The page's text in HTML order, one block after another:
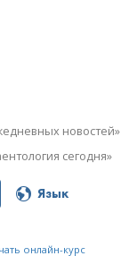
новостей»
сегодня»
Язык
онлайн-курс